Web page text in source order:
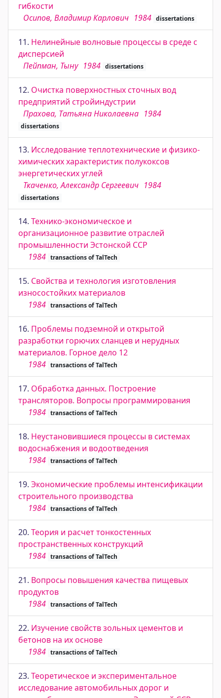
гибкости
Осипов, Владимир Карлович 1984 dissertations
11. Нелинейные волновые процессы в среде с
дисперсией
Пейпман, Тыну 1984 dissertations
12. Очистка поверхностных сточных вод
предприятий стройиндустрии
Прахова, Татьяна Николаевна 1984
dissertations
13. Исследование теплотехнические и физико-
химических характеристик полукоксов
энергетических углей
Ткаченко, Александр Сергеевич 1984
dissertations
14. Технико-экономическое и
организационное развитие отраслей
промышленности Эстонской ССР
1984 transactions of TalTech
15. Свойства и технология изготовления
износостойких материалов
1984 transactions of TalTech
16. Проблемы подземной и открытой
разработки горючих сланцев и нерудных
материалов. Горное дело 12
1984 transactions of TalTech
17. Обработка данных. Построение
трансляторов. Вопросы программирования
1984 transactions of TalTech
18. Неустановившиеся процессы в системах
водоснабжения и водоотведения
1984 transactions of TalTech
19. Экономические проблемы интенсификации
строительного производства
1984 transactions of TalTech
20. Теория и расчет тонкостенных
пространственных конструкций
1984 transactions of TalTech
21. Вопросы повышения качества пищевых
продуктов
1984 transactions of TalTech
22. Изучение свойств зольных цементов и
бетонов на их основе
1984 transactions of TalTech
23. Теоретическое и экспериментальное
исследование автомобильных дорог и